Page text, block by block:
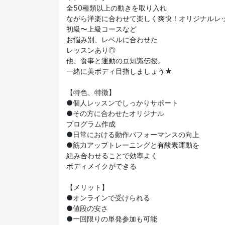
全50種類以上の動きを取り入れ
ながら洋楽に合わせて楽しく爽快！オリジナル
初級〜上級コースなど
お悩み別、レベルに合わせた
レッスンあり◎
他、食事と運動の豆知識伝授。
一緒に美ボディ目指しましょう★
【特色、特徴】
●個人レッスンでしっかりサポート
●その方に合わせたオリジナル
プログラム作成
●日常における動作パフォーマンスの向上
●筋力アップトレーニングと有酸素運動を
組み合わせることで効率よく
ボディメイクができる
【メリット】
●オンラインで受けられる
●値段の安さ
●一回限りの単発参加も可能